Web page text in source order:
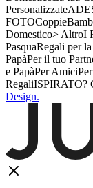
Personalizzate
FOTOCoppie
Domestico> AltroI
PasquaRegali per
PapàPer il tuo
e PapàPer Amici
RegaliISPIRATO?
Design.